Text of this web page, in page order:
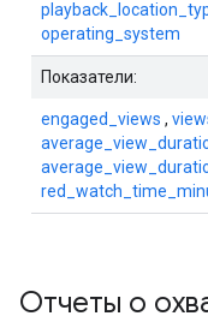
operating_system
Показатели:
engaged_views ,
Отчеты о